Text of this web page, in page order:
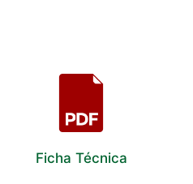
Ficha Técnica